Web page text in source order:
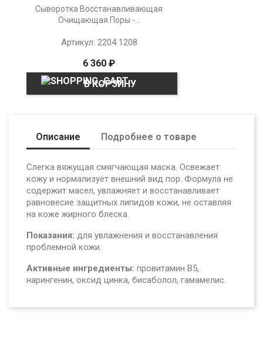
Сыворотка Восстанавливающая
Очищающая Поры -...
Артикул: 2204 1208
6 360 ₽
В КОРЗИНУ
Описание Подробнее о товаре
Слегка вяжущая смягчающая маска. Освежает
кожу и нормализует внешний вид пор. Формула не
содержит масел, увлажняет и восстанавливает
равновесие защитных липидов кожи, не оставляя
на коже жирного блеска.
Показания: для увлажнения и восстанавления
проблемной кожи.
Активные ингредиенты: провитамин В5,
нарингенин, оксид цинка, бисаболол, гамамелис.